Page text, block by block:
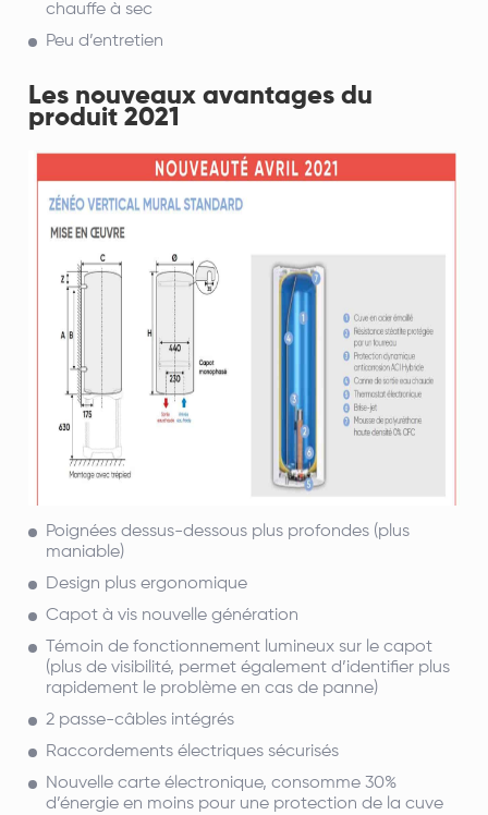
chauffe à sec
Peu d’entretien
Les nouveaux avantages du
produit 2021
Poignées dessus-dessous plus profondes (plus
maniable)
Design plus ergonomique
Capot à vis nouvelle génération
Témoin de fonctionnement lumineux sur le capot
(plus de visibilité, permet également d’identifier plus
rapidement le problème en cas de panne)
2 passe-câbles intégrés
Raccordements électriques sécurisés
Nouvelle carte électronique, consomme 30%
d’énergie en moins pour une protection de la cuve